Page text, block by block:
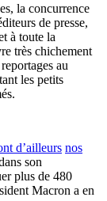
la concurrence
de presse,
à toute la
très chichement
au
les petits
d’ailleurs nos
son
plus de 480
Macron a en